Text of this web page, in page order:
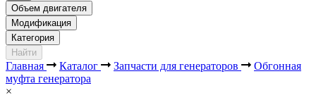
Объем двигателя
Модификация
Категория
Найти
Главная Каталог Запчасти для генераторов
Обгонная
муфта генератора
×